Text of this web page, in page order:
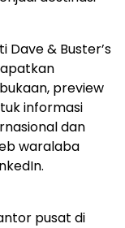
Dave & Buster’s
preview
informasi
dan
waralaba
pusat di